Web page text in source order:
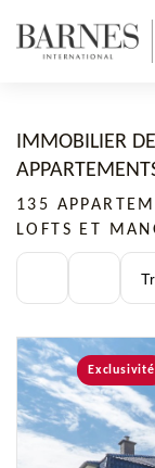
IMMOBILIER
135
LOFTS ET
Exclusivité